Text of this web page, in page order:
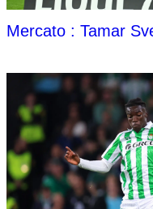
Mercato : Tamar